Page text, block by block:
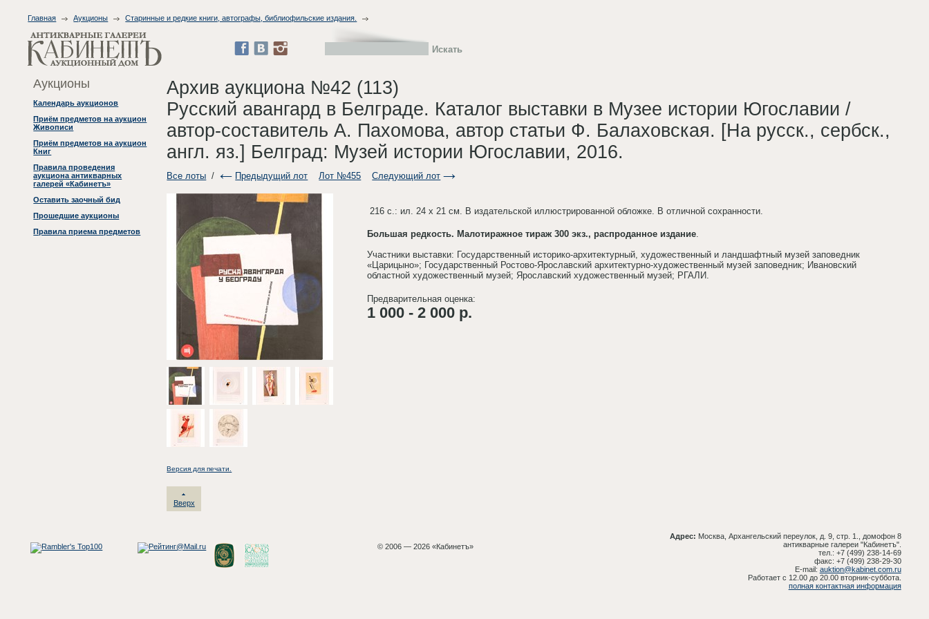
Главная Аукционы Старинные и редкие книги, автографы, библиофильские издания.
Аукционы
Календарь аукционов
Приём предметов на аукцион
Живописи
Приём предметов на аукцион
Книг
Правила проведения
аукциона антикварных
галерей «Кабинетъ»
Оставить заочный бид
Прошедшие аукционы
Правила приема предметов
Архив аукциона №42 (113)
Русский авангард в Белграде. Каталог выставки в Музее истории Югославии /
автор-составитель А. Пахомова, автор статьи Ф. Балаховская. [На русск., сербск.,
англ. яз.] Белград: Музей истории Югославии, 2016.
Все лоты / Предыдущий лот Лот №455 Следующий лот
216 с.: ил. 24 х 21 см. В издательской иллюстрированной обложке. В отличной сохранности.
Большая редкость. Малотиражное тираж 300 экз., распроданное издание.
Участники выставки: Государственный историко-архитектурный, художественный и ландшафтный музей заповедник
«Царицыно»; Государственный Ростово-Ярославский архитектурно-художественный музей заповедник; Ивановский
областной художественный музей; Ярославский художественный музей; РГАЛИ.
Предварительная оценка:
1 000 - 2 000 р.
Версия для печати.
Вверх
Адрес: Москва, Архангельский переулок, д. 9, стр. 1., домофон 8
антикварные галереи "Кабинетъ".
тел.: +7 (499) 238-14-69
факс: +7 (499) 238-29-30
E-mail: auktion@kabinet.com.ru
Работает с 12.00 до 20.00 вторник-суббота.
полная контактная информация
© 2006 — 2026 «Кабинетъ»